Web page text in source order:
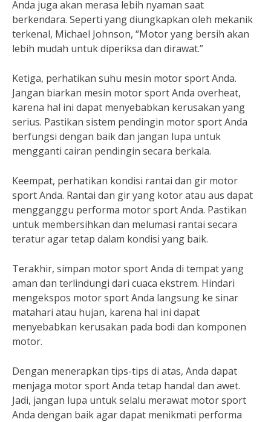
Anda juga akan merasa lebih nyaman saat
berkendara. Seperti yang diungkapkan oleh mekanik
terkenal, Michael Johnson, “Motor yang bersih akan
lebih mudah untuk diperiksa dan dirawat.”
Ketiga, perhatikan suhu mesin motor sport Anda.
Jangan biarkan mesin motor sport Anda overheat,
karena hal ini dapat menyebabkan kerusakan yang
serius. Pastikan sistem pendingin motor sport Anda
berfungsi dengan baik dan jangan lupa untuk
mengganti cairan pendingin secara berkala.
Keempat, perhatikan kondisi rantai dan gir motor
sport Anda. Rantai dan gir yang kotor atau aus dapat
mengganggu performa motor sport Anda. Pastikan
untuk membersihkan dan melumasi rantai secara
teratur agar tetap dalam kondisi yang baik.
Terakhir, simpan motor sport Anda di tempat yang
aman dan terlindungi dari cuaca ekstrem. Hindari
mengekspos motor sport Anda langsung ke sinar
matahari atau hujan, karena hal ini dapat
menyebabkan kerusakan pada bodi dan komponen
motor.
Dengan menerapkan tips-tips di atas, Anda dapat
menjaga motor sport Anda tetap handal dan awet.
Jadi, jangan lupa untuk selalu merawat motor sport
Anda dengan baik agar dapat menikmati performa